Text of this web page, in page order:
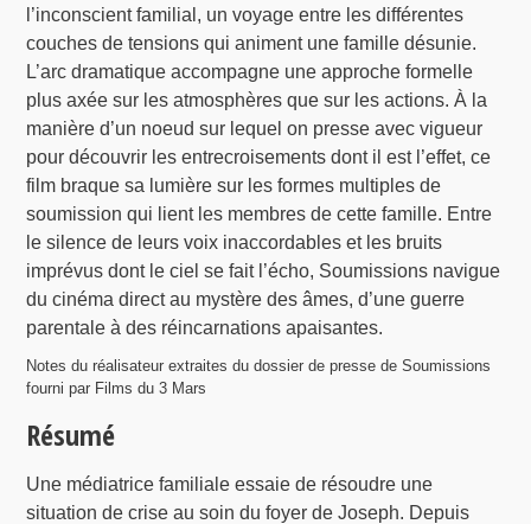
l’inconscient familial, un voyage entre les différentes
couches de tensions qui animent une famille désunie.
L’arc dramatique accompagne une approche formelle
plus axée sur les atmosphères que sur les actions. À la
manière d’un noeud sur lequel on presse avec vigueur
pour découvrir les entrecroisements dont il est l’effet, ce
film braque sa lumière sur les formes multiples de
soumission qui lient les membres de cette famille. Entre
le silence de leurs voix inaccordables et les bruits
imprévus dont le ciel se fait l’écho, Soumissions navigue
du cinéma direct au mystère des âmes, d’une guerre
parentale à des réincarnations apaisantes.
Notes du réalisateur extraites du dossier de presse de Soumissions
fourni par Films du 3 Mars
Résumé
Une médiatrice familiale essaie de résoudre une
situation de crise au soin du foyer de Joseph. Depuis